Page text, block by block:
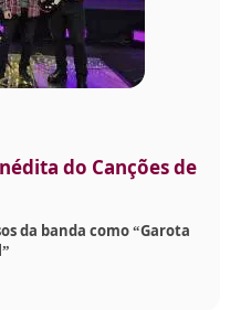
do Canções de
da banda como “Garota